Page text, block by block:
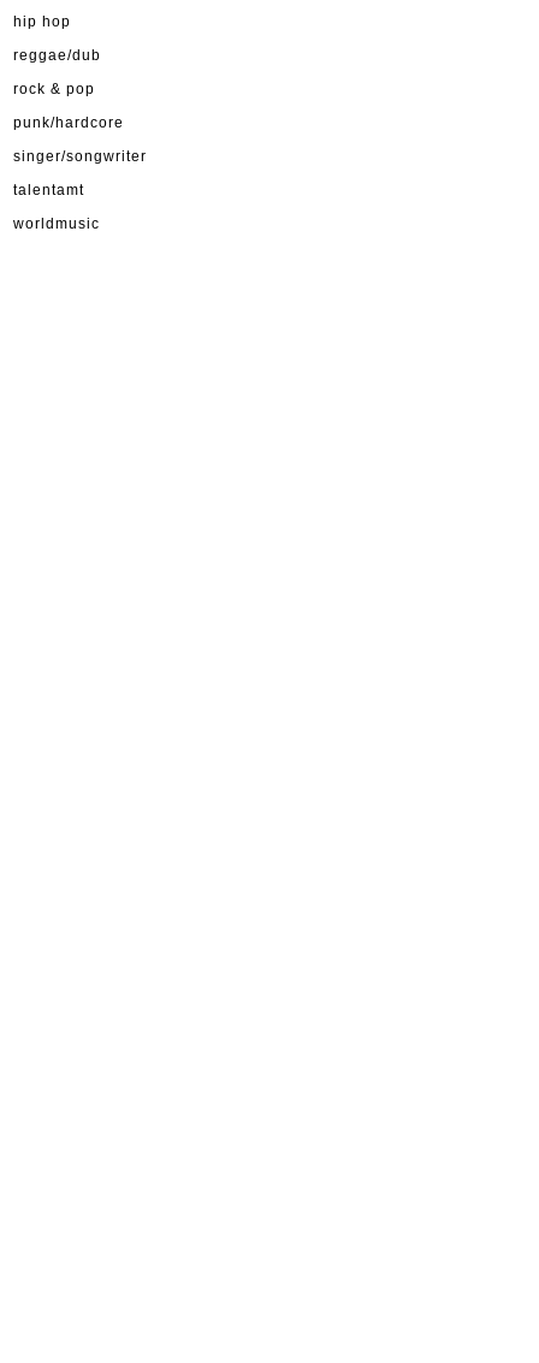
hip hop
reggae/dub
rock & pop
punk/hardcore
singer/songwriter
talentamt
worldmusic